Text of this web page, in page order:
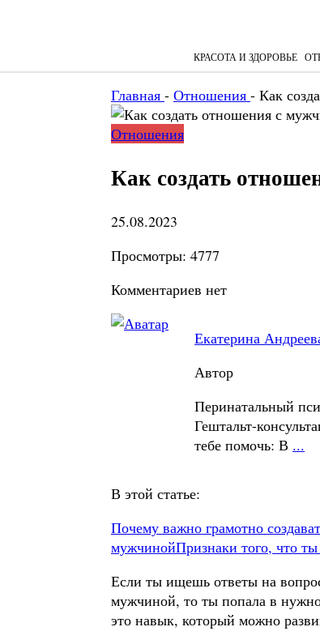
КРАСОТА И ЗДОРОВЬЕ
Главная - Отношения - Как
Отношения
Как создать
25.08.2023
Просмотры: 4777
Комментариев нет
Екатерина
Автор
Перинатальный
Гештальт-
тебе помочь: В ...
В этой статье:
Почему важно грамотно
мужчинойПризнаки того, что
Если ты ищешь ответы на
мужчиной, то ты попала в
это навык, который можно